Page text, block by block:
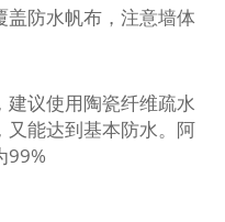
防水帆布，注意墙体
议使用陶瓷纤维疏水
又能达到基本防水。阿
99%